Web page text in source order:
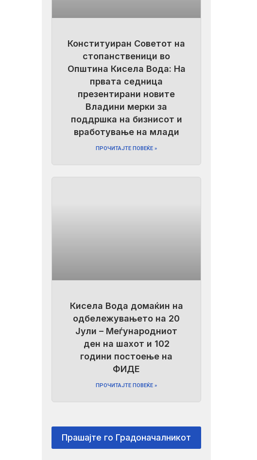
Конституиран Советот на
стопанственици во
Општина Кисела Вода: На
првата седница
презентирани новите
Владини мерки за
поддршка на бизнисот и
вработување на млади
ПРОЧИТАЈТЕ ПОВЕЌЕ »
Кисела Вода домаќин на
одбележувањето на 20
Јули – Меѓународниот
ден на шахот и 102
години постоење на
ФИДЕ
ПРОЧИТАЈТЕ ПОВЕЌЕ »
Прашајте го Градоначалникот